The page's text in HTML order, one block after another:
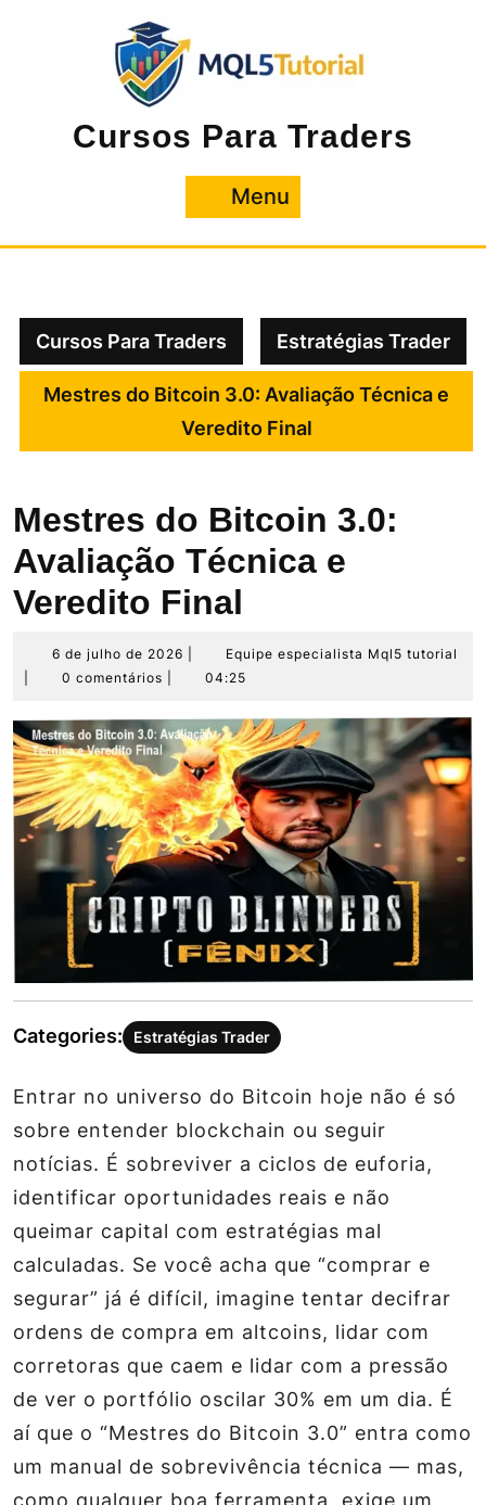
Cursos Para Traders
Menu
Cursos Para Traders Estratégias Trader
Mestres do Bitcoin 3.0: Avaliação Técnica e
Veredito Final
Mestres do Bitcoin 3.0:
Avaliação Técnica e
Veredito Final
6 de julho de 2026
de
de
2026
Equipe especialista Mql5 tutorial
0 comentários 04:25
Categories: Estratégias Trader
Entrar no universo do Bitcoin hoje não é só
sobre entender blockchain ou seguir
notícias. É sobreviver a ciclos de euforia,
identificar oportunidades reais e não
queimar capital com estratégias mal
calculadas. Se você acha que “comprar e
segurar” já é difícil, imagine tentar decifrar
ordens de compra em altcoins, lidar com
corretoras que caem e lidar com a pressão
de ver o portfólio oscilar 30% em um dia. É
aí que o “Mestres do Bitcoin 3.0” entra como
um manual de sobrevivência técnica — mas,
como qualquer boa ferramenta, exige um